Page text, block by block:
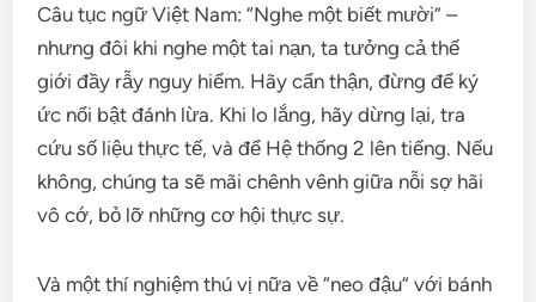
Câu tục ngữ Việt Nam: “Nghe một biết mười” –
nhưng đôi khi nghe một tai nạn, ta tưởng cả thế
giới đầy rẫy nguy hiểm. Hãy cẩn thận, đừng để ký
ức nổi bật đánh lừa. Khi lo lắng, hãy dừng lại, tra
cứu số liệu thực tế, và để Hệ thống 2 lên tiếng. Nếu
không, chúng ta sẽ mãi chênh vênh giữa nỗi sợ hãi
vô cớ, bỏ lỡ những cơ hội thực sự.
Và một thí nghiệm thú vị nữa về “neo đậu” với bánh